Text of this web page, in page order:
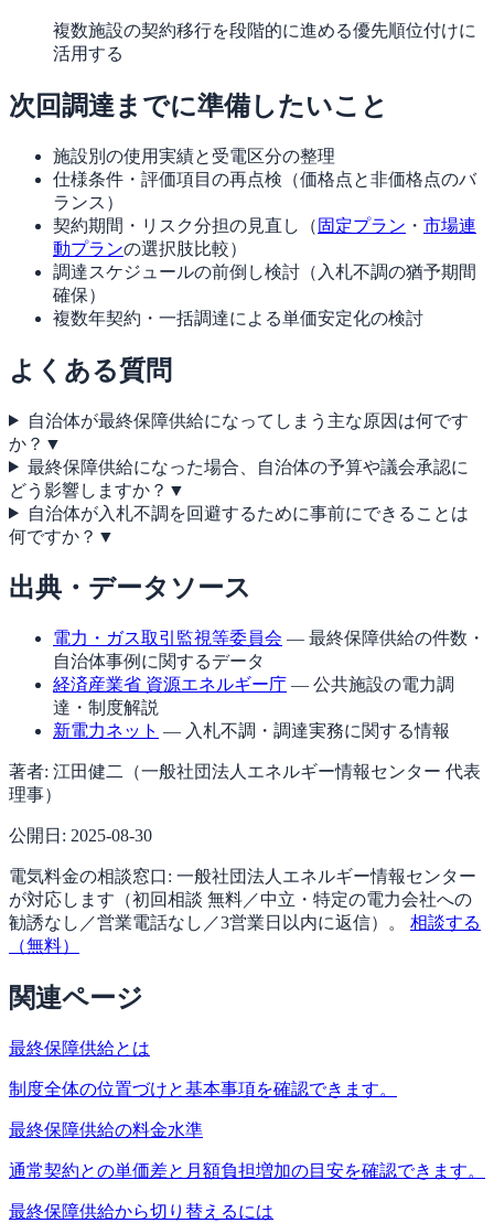
複数施設の契約移行を段階的に進める優先順位付けに
活用する
次回調達までに準備したいこと
施設別の使用実績と受電区分の整理
仕様条件・評価項目の再点検（価格点と非価格点のバ
ランス）
契約期間・リスク分担の見直し（ 固定プラン ・ 市場連
動プランの選択肢比較）
調達スケジュールの前倒し検討（入札不調の猶予期間
確保）
複数年契約・一括調達による単価安定化の検討
よくある質問
自治体が最終保障供給になってしまう主な原因は何です
か？ ▼
最終保障供給になった場合、自治体の予算や議会承認に
どう影響しますか？ ▼
自治体が入札不調を回避するために事前にできることは
何ですか？ ▼
出典・データソース
電力・ガス取引監視等委員会 — 最終保障供給の件数・
自治体事例に関するデータ
経済産業省 資源エネルギー庁 — 公共施設の電力調
達・制度解説
新電力ネット — 入札不調・調達実務に関する情報
著者: 江田健二（一般社団法人エネルギー情報センター 代表
理事）
公開日: 2025-08-30
電気料金の相談窓口: 一般社団法人エネルギー情報センター
が対応します（初回相談 無料／中立・特定の電力会社への
勧誘なし／営業電話なし／3営業日以内に返信）。
相談する
（無料）
関連ページ
最終保障供給とは
制度全体の位置づけと基本事項を確認できます。
最終保障供給の料金水準
通常契約との単価差と月額負担増加の目安を確認できます。
最終保障供給から切り替えるには